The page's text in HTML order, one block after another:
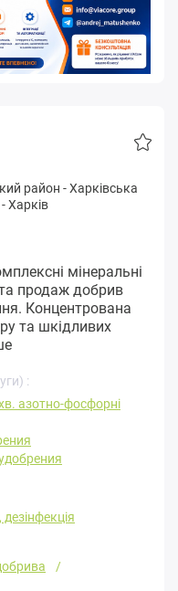
район -Хapківськa
-Харків
мінеральні
продаж добрив
Концентрована
та шкідливих
:
азотно-фосфорні